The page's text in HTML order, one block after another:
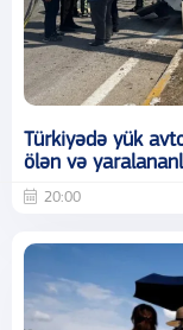
Türkiyədə yük
ölən və
20:00